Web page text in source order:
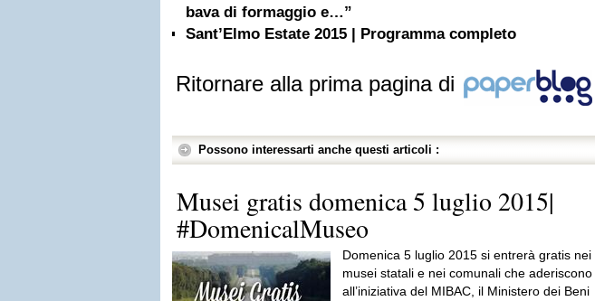
bava di formaggio e…”
Sant’Elmo Estate 2015 | Programma completo
Ritornare alla prima pagina di
Possono interessarti anche questi articoli :
Musei gratis domenica 5 luglio 2015|
#DomenicalMuseo
Domenica 5 luglio 2015 si entrerà gratis nei
musei statali e nei comunali che aderiscono
all’iniziativa del MIBAC, il Ministero dei Beni